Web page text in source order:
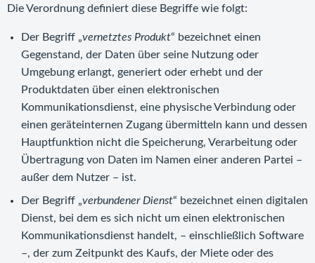
Die Verordnung definiert diese Begriffe wie folgt:
Der Begriff „vernetztes Produkt“ bezeichnet einen
Gegenstand, der Daten über seine Nutzung oder
Umgebung erlangt, generiert oder erhebt und der
Produktdaten über einen elektronischen
Kommunikationsdienst, eine physische Verbindung oder
einen geräteinternen Zugang übermitteln kann und dessen
Hauptfunktion nicht die Speicherung, Verarbeitung oder
Übertragung von Daten im Namen einer anderen Partei –
außer dem Nutzer – ist.
Der Begriff „verbundener Dienst“ bezeichnet einen digitalen
Dienst, bei dem es sich nicht um einen elektronischen
Kommunikationsdienst handelt, – einschließlich Software
–, der zum Zeitpunkt des Kaufs, der Miete oder des